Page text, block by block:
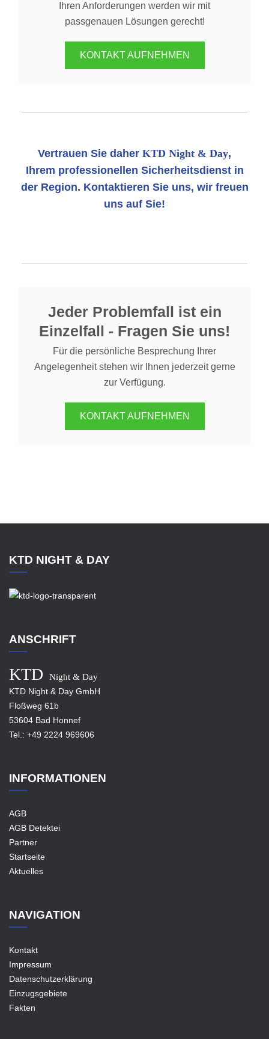
Ihren Anforderungen werden wir mit
passgenauen Lösungen gerecht!
KONTAKT AUFNEHMEN
Vertrauen Sie daher KTD Night & Day,
Ihrem professionellen Sicherheitsdienst in
der Region. Kontaktieren Sie uns, wir freuen
uns auf Sie!
Jeder Problemfall ist ein
Einzelfall - Fragen Sie uns!
Für die persönliche Besprechung Ihrer
Angelegenheit stehen wir Ihnen jederzeit gerne
zur Verfügung.
KONTAKT AUFNEHMEN
KTD NIGHT & DAY
ANSCHRIFT
KTD
Night & Day
KTD Night & Day GmbH
Floßweg 61b
53604 Bad Honnef
Tel.: +49 2224 969606
INFORMATIONEN
AGB
AGB Detektei
Partner
Startseite
Aktuelles
NAVIGATION
Kontakt
Impressum
Datenschutzerklärung
Einzugsgebiete
Fakten